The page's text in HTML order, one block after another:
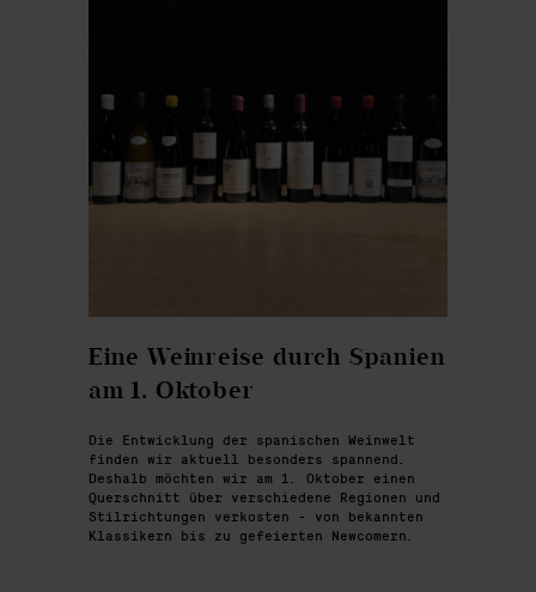
Eine Weinreise durch Spanien
am 1. Oktober
Die Entwicklung der spanischen Weinwelt
finden wir aktuell besonders spannend.
Deshalb möchten wir am 1. Oktober einen
Querschnitt über verschiedene Regionen und
Stilrichtungen verkosten - von bekannten
Klassikern bis zu gefeierten Newcomern.